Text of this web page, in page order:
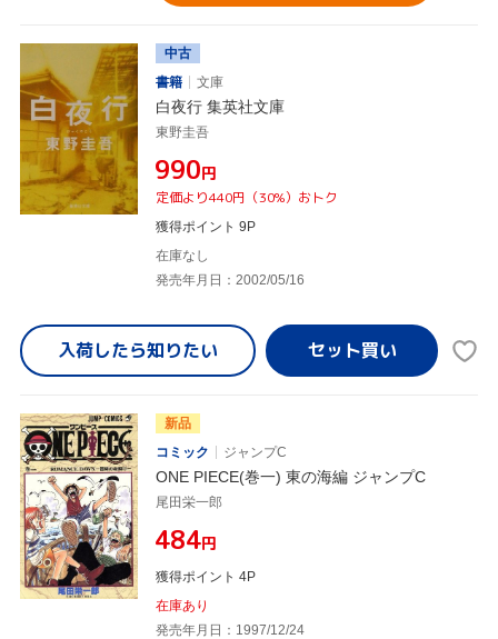
中古
書籍
文庫
白夜行 集英社文庫
東野圭吾
¥990円
定価より440円（30%）おトク
獲得ポイント 9P
在庫なし
発売年月日：2002/05/16
入荷したら知りたい
新品
コミック
ジャンプC
ONE PIECE(巻一) 東の海編 ジャンプC
尾田栄一郎
¥484円
獲得ポイント 4P
在庫あり
発売年月日：1997/12/24